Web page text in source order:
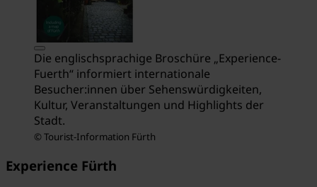
Die englischsprachige Broschüre „Experience-
Fuerth“ informiert internationale
Besucher:innen über Sehenswürdigkeiten,
Kultur, Veranstaltungen und Highlights der
Stadt.
© Tourist-Information Fürth
Experience Fürth